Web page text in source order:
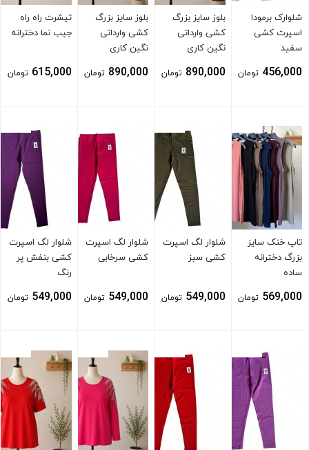
شلوارک برمودا
اسپرت کشی
سفید
456,000 تومان
بلوز سایز بزرگ
کشی وارداتی
نگین کاری
890,000 تومان
بلوز سایز بزرگ
کشی وارداتی
نگین کاری
890,000 تومان
تیشرت راه راه
جیب نما دخترانه
615,000 تومان
تاپ خنک سایز
بزرگ دخترانه
ساده
569,000 تومان
شلوار لگ اسپرت
کشی سبز
549,000 تومان
شلوار لگ اسپرت
کشی سرخابی
549,000 تومان
شلوار لگ اسپرت
کشی بنفش پر
رنگ
549,000 تومان